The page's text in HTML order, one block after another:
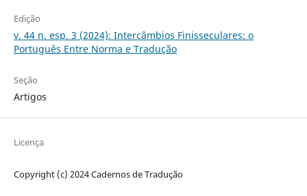
Edição
v. 44 n. esp. 3 (2024): Intercâmbios Finisseculares: o
Português Entre Norma e Tradução
Seção
Artigos
Licença
Copyright (c) 2024 Cadernos de Tradução